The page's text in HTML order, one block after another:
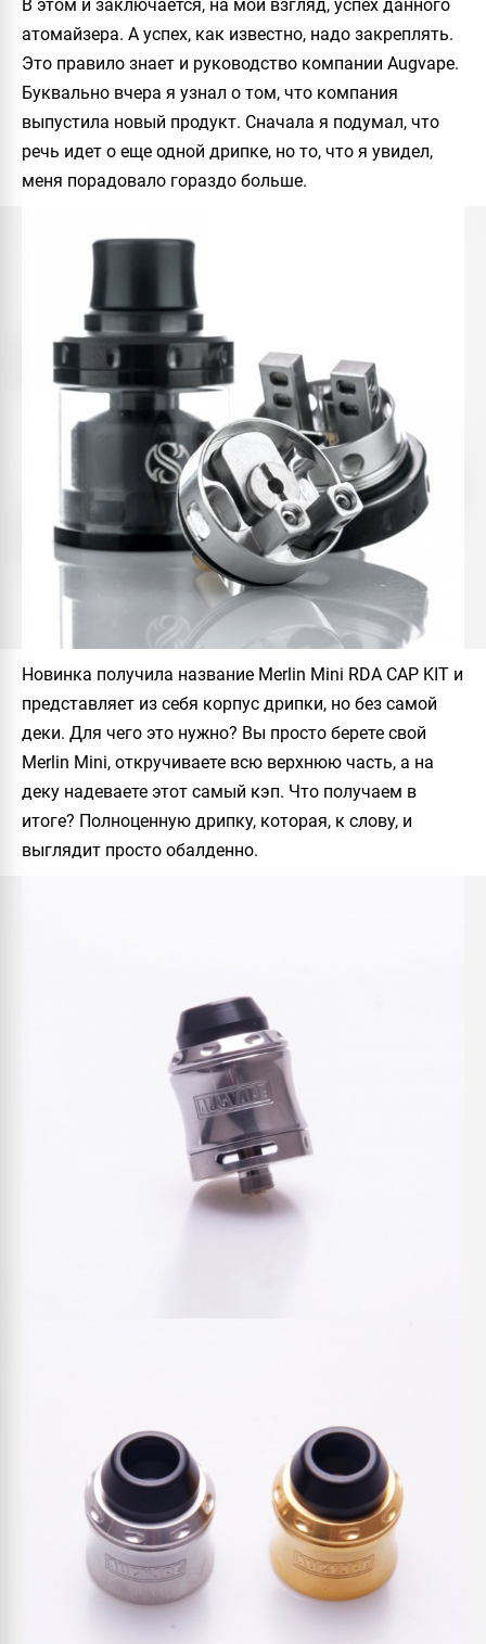
В этом и заключается, на мой взгляд, успех данного
атомайзера. А успех, как известно, надо закреплять.
Это правило знает и руководство компании Augvape.
Буквально вчера я узнал о том, что компания
выпустила новый продукт. Сначала я подумал, что
речь идет о еще одной дрипке, но то, что я увидел,
меня порадовало гораздо больше.
Новинка получила название Merlin Mini RDA CAP KIT и
представляет из себя корпус дрипки, но без самой
деки. Для чего это нужно? Вы просто берете свой
Merlin Mini, откручиваете всю верхнюю часть, а на
деку надеваете этот самый кэп. Что получаем в
итоге? Полноценную дрипку, которая, к слову, и
выглядит просто обалденно.